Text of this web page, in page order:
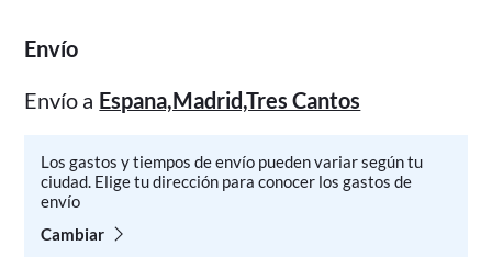
Envío
Envío a Espana,Madrid,Tres Cantos
Los gastos y tiempos de envío pueden variar según tu
ciudad. Elige tu dirección para conocer los gastos de
envío
Cambiar